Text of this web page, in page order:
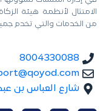
الامتثال لأنظمة هيئة
من الخدمات والتي تخدم
8004330088
شارع العباس بن